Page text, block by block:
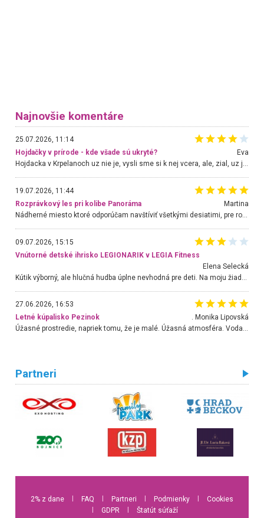
Najnovšie komentáre
25.07.2026, 11:14
Hojdačky v prírode - kde všade sú ukryté?
Eva
Hojdacka v Krpelanoch uz nie je, vysli sme si k nej vcera, ale, zial, uz je znicena. Ak sem planujete cestu len kvoli hojdacke, mozete si ju usetrit. Krasny vyhlad je tu vsak aj bez hojdacky :-)
19.07.2026, 11:44
Rozprávkový les pri kolibe Panoráma
Martina
Nádherné miesto ktoré odporúčam navštíviť všetkými desiatimi, pre rodiny s deťmi, dôchodcom... Proste a jednoducho ozaj rozprávkový les.. určite ešte prídeme. Odniesli sme si na pamiatku krásne tričká,
09.07.2026, 15:15
Vnútorné detské ihrisko LEGIONARIK v LEGIA Fitness
Elena Selecká
27.06.2026, 16:53
Letné kúpalisko Pezinok
. Monika Lipovská
Úžasné prostredie, napriek tomu, že je malé. Úžasná atmosféra. Voda fantastická a nádherná. Ľudí je pomerne veľa, ale su mili a ohľaduplní. Je veľmi zaujímavé sledovať, ako dokážu spolu športovať cudzí ľudia a bez ohľadu na vek. Vládne tu pohoda. Vnuka neviem dostať z vody. Ďakujem za krásny deň . Urcite sa sem vrátim. Jediný problém je s parkovaním, ale aj ten sa mi podarilo vyriešiť. Monika Bratislava
Partneri
2% z dane FAQ Partneri Podmienky
Cookies
GDPR
Štatút súťaží